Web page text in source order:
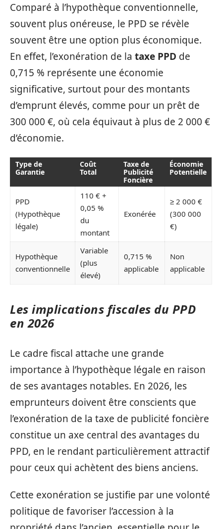
Comparé à l’hypothèque conventionnelle,
souvent plus onéreuse, le PPD se révèle
souvent être une option plus économique.
En effet, l’exonération de la taxe PPD de
0,715 % représente une économie
significative, surtout pour des montants
d’emprunt élevés, comme pour un prêt de
300 000 €, où cela équivaut à plus de 2 000 €
d’économie.
Type de
Garantie
Coût
Total
Taxe de
Publicité
Foncière
Économie
Potentielle
PPD
(Hypothèque
légale)
110 € +
0,05 %
du
montant
Exonérée
≥ 2 000 €
(300 000
€)
Hypothèque
conventionnelle
Variable
(plus
élevé)
0,715 %
applicable
Non
applicable
Les implications fiscales du PPD
en 2026
Le cadre fiscal attache une grande
importance à l’hypothèque légale en raison
de ses avantages notables. En 2026, les
emprunteurs doivent être conscients que
l’exonération de la taxe de publicité foncière
constitue un axe central des avantages du
PPD, en le rendant particulièrement attractif
pour ceux qui achètent des biens anciens.
Cette exonération se justifie par une volonté
politique de favoriser l’accession à la